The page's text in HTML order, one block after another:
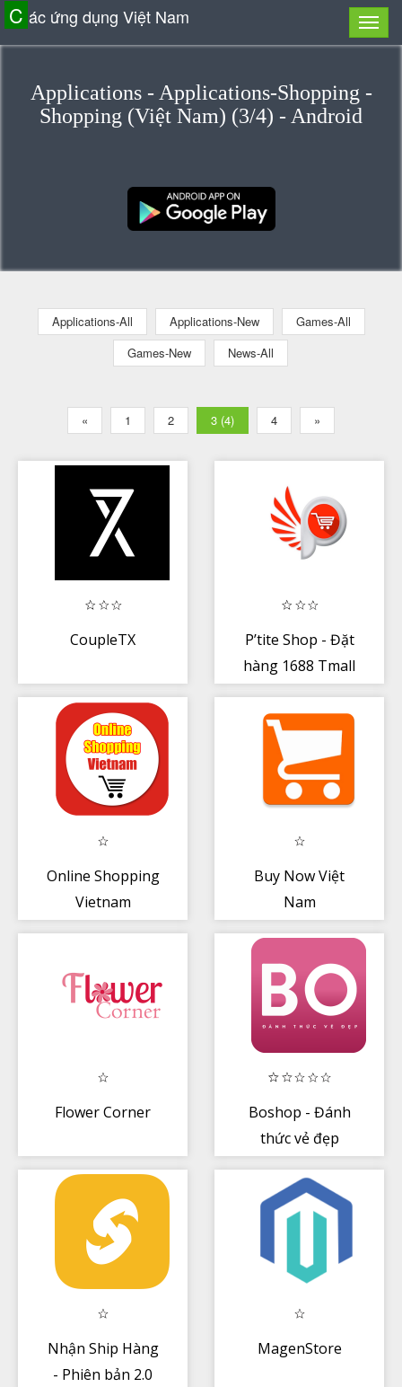
C ác ứng dụng Việt Nam
Applications - Applications-Shopping -
Shopping (Việt Nam) (3/4) - Android
Applications-All Applications-New
Games-All
Games-New
News-All
« 1 2 3 (4) 4 »
CoupleTX
P’tite Shop - Đặt
hàng 1688 Tmall
Online Shopping
Vietnam
Buy Now Việt
Nam
Flower Corner
Boshop - Đánh
thức vẻ đẹp
Nhận Ship Hàng
- Phiên bản 2.0
MagenStore